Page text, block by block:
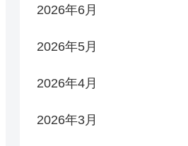
2026年6月
2026年5月
2026年4月
2026年3月